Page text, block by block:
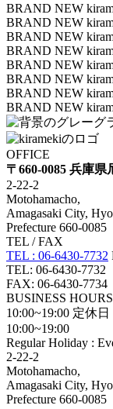
BRAND NEW
BRAND NEW
BRAND NEW
BRAND NEW
BRAND NEW
BRAND NEW
BRAND NEW
BRAND NEW
OFFICE
〒660-0085 兵庫
2-22-2
Motohamacho,
Amagasaki City,
Prefecture 660-0085
TEL / FAX
TEL : 06-6430-7732
TEL: 06-6430-7732
FAX: 06-6430-7734
BUSINESS HOURS
10:00~19:00 定休日
10:00~19:00
Regular Holiday :
2-22-2
Motohamacho,
Amagasaki City,
Prefecture 660-0085